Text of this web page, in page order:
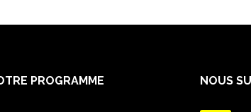
PROGRAMME NOUS